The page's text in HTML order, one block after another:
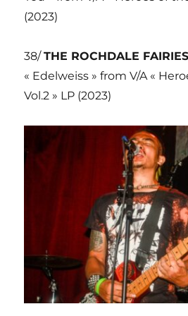
(2023)
38/THE ROCHDALE FAIRIES
« Edelweiss » from V/A «
Vol.2 » LP (2023)